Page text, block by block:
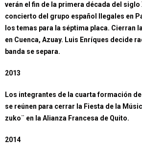
verán el fin de la primera década del siglo
concierto del grupo español Ilegales en
los temas para la séptima placa. Cierran
en Cuenca, Azuay. Luis Enríques decide
banda se separa.
2013
Los integrantes de la cuarta formación
se reúnen para cerrar la Fiesta de la
zuko¨ en la Alianza Francesa de Quito.
2014